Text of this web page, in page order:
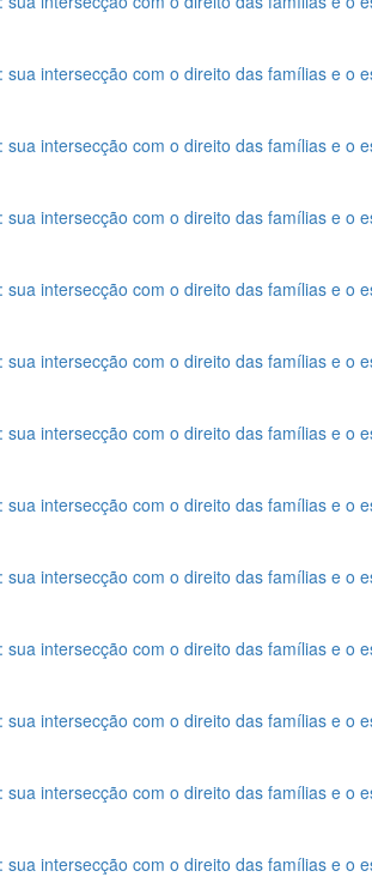
intersecção com o direito das famílias e o
intersecção com o direito das famílias e o
intersecção com o direito das famílias e o
intersecção com o direito das famílias e o
intersecção com o direito das famílias e o
intersecção com o direito das famílias e o
intersecção com o direito das famílias e o
intersecção com o direito das famílias e o
intersecção com o direito das famílias e o
intersecção com o direito das famílias e o
intersecção com o direito das famílias e o
intersecção com o direito das famílias e o